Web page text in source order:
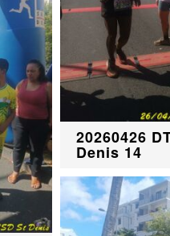
20260426
Denis 14